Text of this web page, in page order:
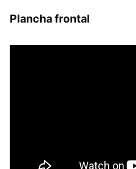
Plancha frontal